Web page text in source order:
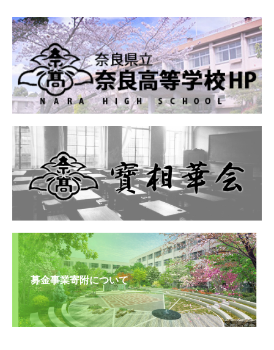
募金事業寄附について